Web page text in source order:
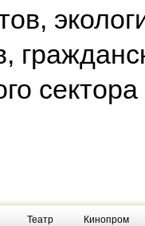
сектора
Театр Кинопром